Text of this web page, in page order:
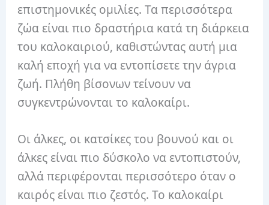
επιστημονικές ομιλίες. Τα περισσότερα
ζώα είναι πιο δραστήρια κατά τη διάρκεια
του καλοκαιριού, καθιστώντας αυτή μια
καλή εποχή για να εντοπίσετε την άγρια ​​
ζωή. Πλήθη βίσονων τείνουν να
συγκεντρώνονται το καλοκαίρι.
Οι άλκες, οι κατσίκες του βουνού και οι
άλκες είναι πιο δύσκολο να εντοπιστούν,
αλλά περιφέρονται περισσότερο όταν ο
καιρός είναι πιο ζεστός. Το καλοκαίρι